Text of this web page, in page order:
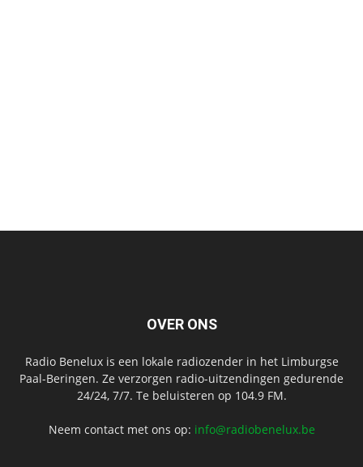
OVER ONS
Radio Benelux is een lokale radiozender in het Limburgse
Paal-Beringen. Ze verzorgen radio-uitzendingen gedurende
24/24, 7/7. Te beluisteren op 104.9 FM.
Neem contact met ons op: info@radiobenelux.be